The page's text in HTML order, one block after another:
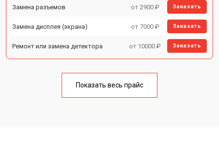
Замена разъемов от 2900 ₽ Заказать
Замена дисплея (экрана) от 7000 ₽ Заказать
Ремонт или замена детектора от 10000 ₽ Заказать
Показать весь прайс